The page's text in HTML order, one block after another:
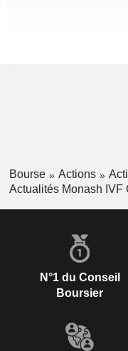
Bourse Actions
Actualités Monash IVF
N°1 du Conseil
Boursier